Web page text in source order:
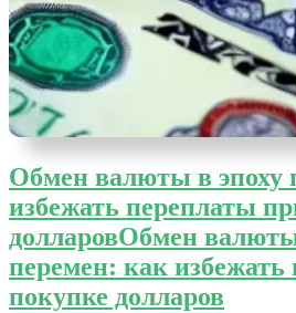
Обмен валюты в эпоху
избежать переплаты
долларовОбмен
перемен: как
покупке долларов